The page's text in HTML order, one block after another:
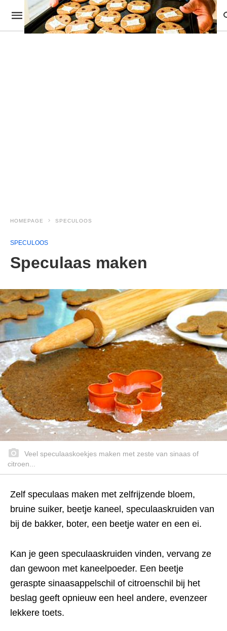
HOMEPAGE SPECULOOS
SPECULOOS
Speculaas maken
Veel speculaaskoekjes maken met zeste van sinaas of
citroen...
Zelf speculaas maken met zelfrijzende bloem,
bruine suiker, beetje kaneel, speculaaskruiden van
bij de bakker, boter, een beetje water en een ei.
Kan je geen speculaaskruiden vinden, vervang ze
dan gewoon met kaneelpoeder. Een beetje
geraspte sinaasappelschil of citroenschil bij het
beslag geeft opnieuw een heel andere, evenzeer
lekkere toets.